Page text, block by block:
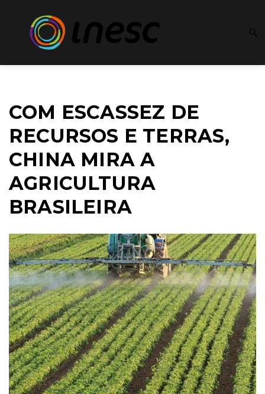
COM ESCASSEZ DE
RECURSOS E TERRAS,
CHINA MIRA A
AGRICULTURA
BRASILEIRA